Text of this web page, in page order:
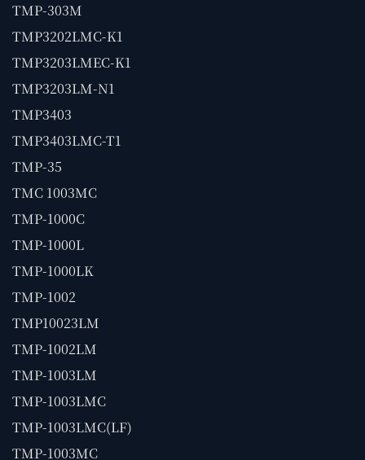
TMP-303M
TMP3202LMC-K1
TMP3203LMEC-K1
TMP3203LM-N1
TMP3403
TMP3403LMC-T1
TMP-35
TMC 1003MC
TMP-1000C
TMP-1000L
TMP-1000LK
TMP-1002
TMP10023LM
TMP-1002LM
TMP-1003LM
TMP-1003LMC
TMP-1003LMC(LF)
TMP-1003MC